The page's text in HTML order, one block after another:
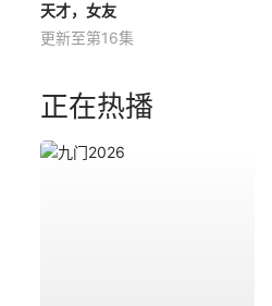
天才，女友
更新至第16集
正在热播